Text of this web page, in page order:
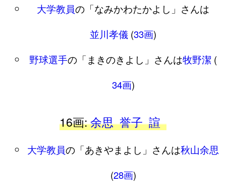
大学教員の「なみかわたかよし」さんは
並川孝儀 (33画)
野球選手の「まきのきよし」さんは牧野潔 (
34画)
16画:余思 誉子 諠
大学教員の「あきやまよし」さんは秋山余思
(28画)